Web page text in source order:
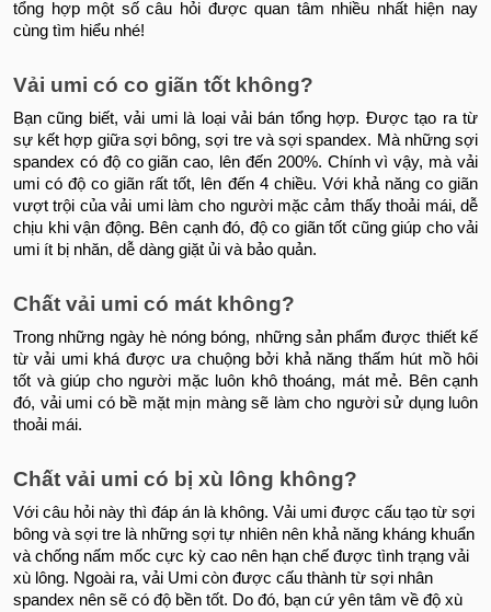
tổng hợp một số câu hỏi được quan tâm nhiều nhất hiện nay
cùng tìm hiểu nhé!
Vải umi có co giãn tốt không?
Bạn cũng biết, vải umi là loại vải bán tổng hợp. Được tạo ra từ
sự kết hợp giữa sợi bông, sợi tre và sợi spandex. Mà những sợi
spandex có độ co giãn cao, lên đến 200%. Chính vì vậy, mà vải
umi có độ co giãn rất tốt, lên đến 4 chiều. Với khả năng co giãn
vượt trội của vải umi làm cho người mặc cảm thấy thoải mái, dễ
chịu khi vận động. Bên cạnh đó, độ co giãn tốt cũng giúp cho vải
umi ít bị nhăn, dễ dàng giặt ủi và bảo quản.
Chất vải umi có mát không?
Trong những ngày hè nóng bóng, những sản phẩm được thiết kế
từ vải umi khá được ưa chuộng bởi khả năng thấm hút mồ hôi
tốt và giúp cho người mặc luôn khô thoáng, mát mẻ. Bên cạnh
đó, vải umi có bề mặt mịn màng sẽ làm cho người sử dụng luôn
thoải mái.
Chất vải umi có bị xù lông không?
Với câu hỏi này thì đáp án là không. Vải umi được cấu tạo từ sợi
bông và sợi tre là những sợi tự nhiên nên khả năng kháng khuẩn
và chống nấm mốc cực kỳ cao nên hạn chế được tình trạng vải
xù lông. Ngoài ra, vải Umi còn được cấu thành từ sợi nhân
spandex nên sẽ có độ bền tốt. Do đó, bạn cứ yên tâm về độ xù